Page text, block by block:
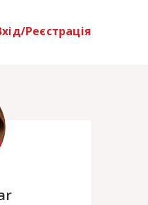
Реєстрація